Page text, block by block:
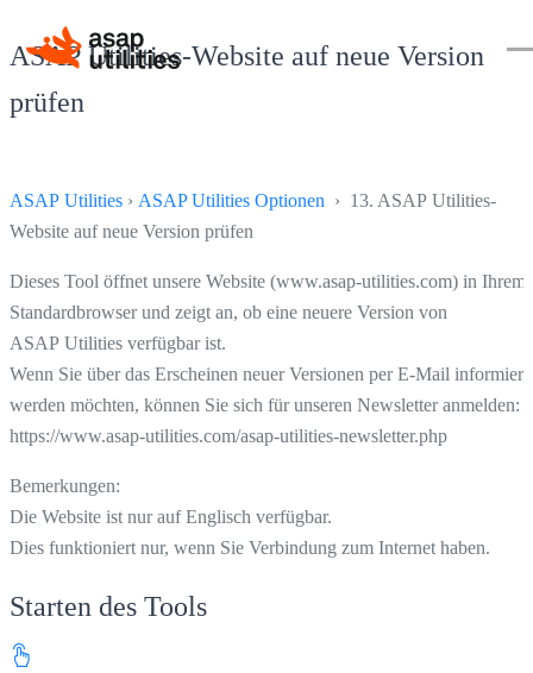
ASAP Utilities-Website auf neue Version
prüfen
ASAP Utilities › ASAP Utilities Optionen › 13. ASAP Utilities-
Website auf neue Version prüfen
Dieses Tool öffnet unsere Website (www.asap-utilities.com) in Ihrem
Standardbrowser und zeigt an, ob eine neuere Version von
ASAP Utilities verfügbar ist.
Wenn Sie über das Erscheinen neuer Versionen per E-Mail informiert
werden möchten, können Sie sich für unseren Newsletter anmelden:
https://www.asap-utilities.com/asap-utilities-newsletter.php
Bemerkungen:
Die Website ist nur auf Englisch verfügbar.
Dies funktioniert nur, wenn Sie Verbindung zum Internet haben.
Starten des Tools